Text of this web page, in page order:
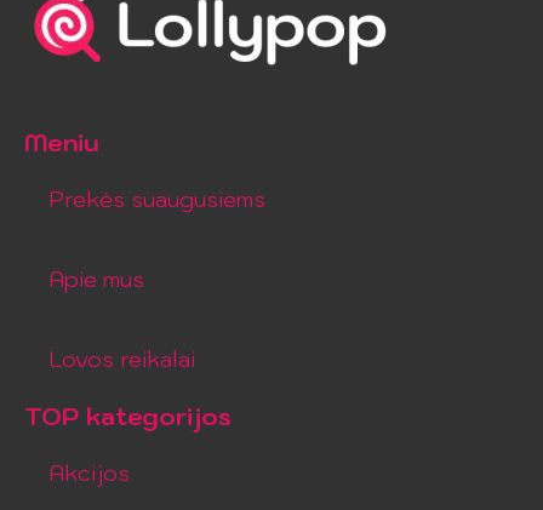
Meniu
Prekės suaugusiems
Apie mus
Lovos reikalai
TOP kategorijos
Akcijos